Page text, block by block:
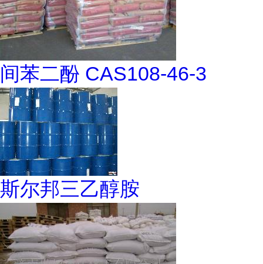
间苯二酚 CAS108-46-3
斯尔邦三乙醇胺